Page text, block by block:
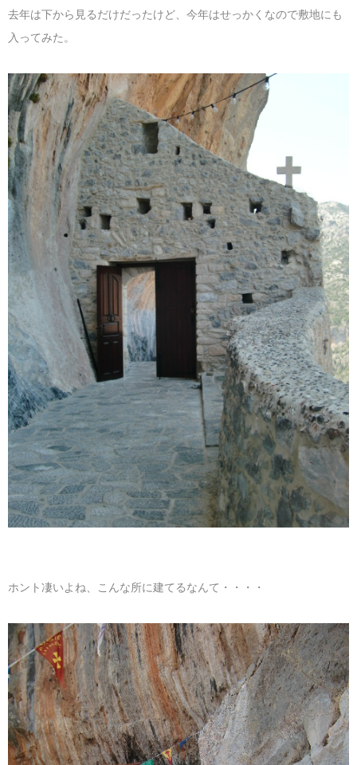
去年は下から見るだけだったけど、今年はせっかくなので敷地にも
入ってみた。
ホント凄いよね、こんな所に建てるなんて・・・・